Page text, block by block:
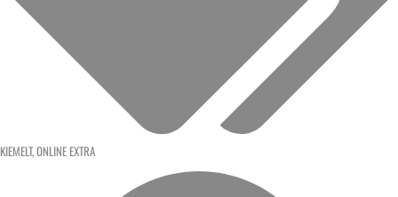
KIEMELT,ONLINE EXTRA